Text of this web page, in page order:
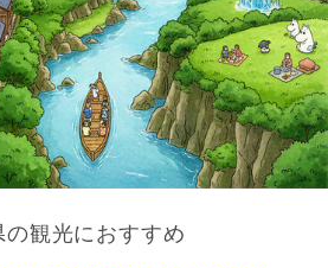
観光におすすめ